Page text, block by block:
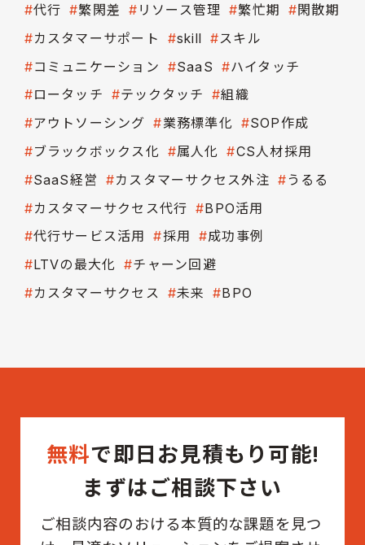
代行
繁閑差 リソース管理 繁忙期
閑散期
カスタマーサポート
skill
スキル
コミュニケーション
SaaS
ハイタッチ
ロータッチ
テックタッチ
組織
アウトソーシング
業務標準化
SOP作成
ブラックボックス化
属人化
CS人材採用
SaaS経営
カスタマーサクセス外注
うるる
カスタマーサクセス代行
BPO活用
代行サービス活用
採用
成功事例
LTVの最大化
チャーン回避
カスタマーサクセス
未来 BPO
無料で即日お見積もり可能!
まずはご相談下さい
ご相談内容のおける本質的な課題を見つ